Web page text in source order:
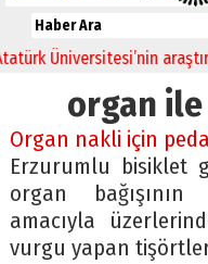
Üniversitesi’nin araştırma
organ
Organ nakli için
Erzurumlu bisiklet
organ
amacıyla
vurgu yapan